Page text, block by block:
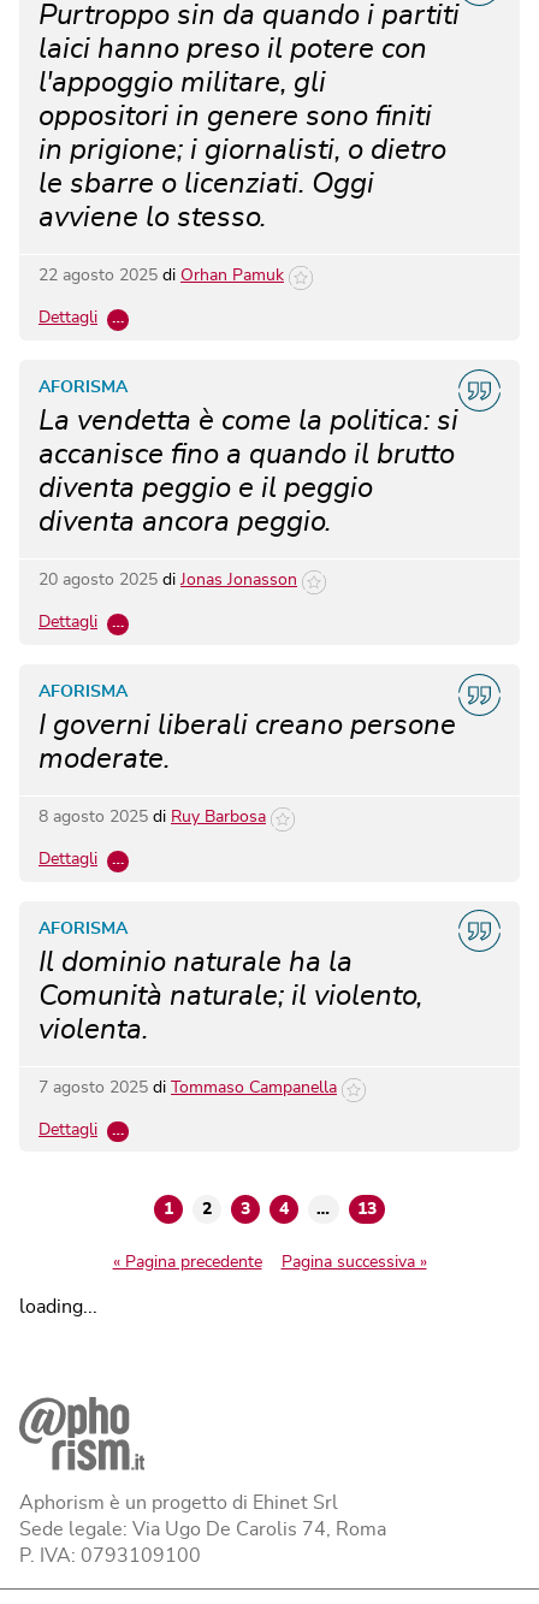
Purtroppo sin da quando i partiti
laici hanno preso il potere con
l'appoggio militare, gli
oppositori in genere sono finiti
in prigione; i giornalisti, o dietro
le sbarre o licenziati. Oggi
avviene lo stesso.
22 agosto 2025 di Orhan Pamuk
Dettagli …
La vendetta è come la politica: si
accanisce fino a quando il brutto
diventa peggio e il peggio
diventa ancora peggio.
AFORISMA
20 agosto 2025 di Jonas Jonasson
Dettagli …
I governi liberali creano persone
moderate.
AFORISMA
8 agosto 2025 di Ruy Barbosa
Dettagli …
Il dominio naturale ha la
Comunità naturale; il violento,
violenta.
AFORISMA
7 agosto 2025 di Tommaso Campanella
Dettagli …
1 2 3 4 … 13
« Pagina precedente Pagina successiva »
loading...
Aphorism è un progetto di Ehinet Srl
Sede legale: Via Ugo De Carolis 74, Roma
P. IVA: 0793109100